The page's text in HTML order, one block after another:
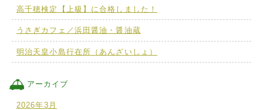
高千穂検定【上級】に合格しました！
うさぎカフェ／浜田醤油・醤油蔵
明治天皇小島行在所（あんざいしょ）
アーカイブ
2026年3月